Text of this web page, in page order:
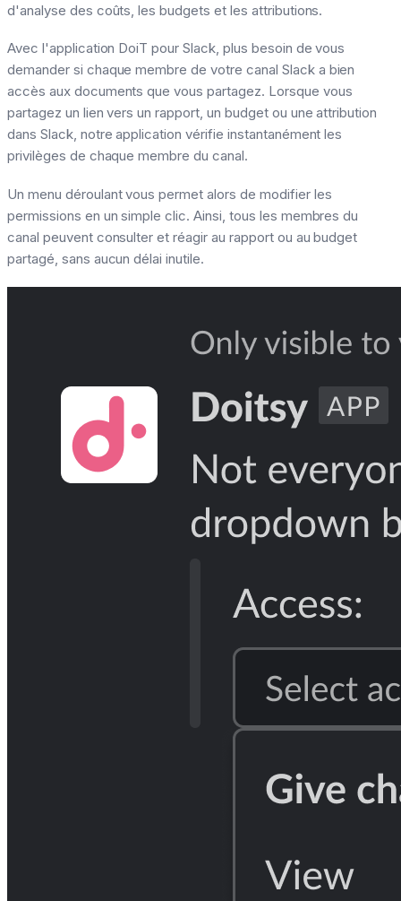
d'analyse des coûts, les budgets et les attributions.
Avec l'application DoiT pour Slack, plus besoin de vous
demander si chaque membre de votre canal Slack a bien
accès aux documents que vous partagez. Lorsque vous
partagez un lien vers un rapport, un budget ou une attribution
dans Slack, notre application vérifie instantanément les
privilèges de chaque membre du canal.
Un menu déroulant vous permet alors de modifier les
permissions en un simple clic. Ainsi, tous les membres du
canal peuvent consulter et réagir au rapport ou au budget
partagé, sans aucun délai inutile.